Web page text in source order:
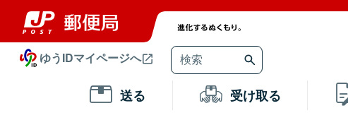
ゆうIDマイページへ
送る 受け取る